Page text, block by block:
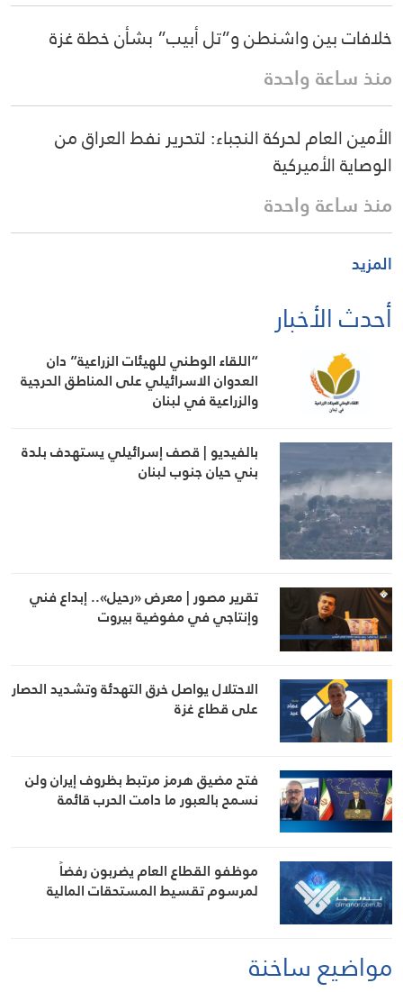
خلافات بين واشنطن و”تل أبيب” بشأن خطة غزة
منذ ساعة واحدة
الأمين العام لحركة النجباء: لتحرير نفط العراق من
الوصاية الأميركية
منذ ساعة واحدة
المزيد
أحدث الأخبار
“اللقاء الوطني للهيئات الزراعية” دان
العدوان الاسرائيلي على المناطق الحرجية
والزراعية في لبنان
بالفيديو | قصف إسرائيلي يستهدف بلدة
بني حيان جنوب لبنان
تقرير مصور | معرض «رحيل».. إبداع فني
وإنتاجي في مفوضية بيروت
الاحتلال يواصل خرق التهدئة وتشديد الحصار
على قطاع غزة
فتح مضيق هرمز مرتبط بظروف إيران ولن
نسمح بالعبور ما دامت الحرب قائمة
موظفو القطاع العام يضربون رفضاً
لمرسوم تقسيط المستحقات المالية
مواضيع ساخنة